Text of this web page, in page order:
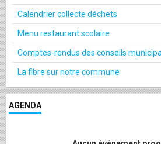
Calendrier collecte déchets
Menu restaurant scolaire
Comptes-rendus des conseils
La fibre sur notre commune
AGENDA